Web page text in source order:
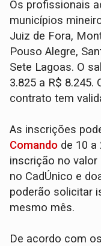
Os profissionais
municípios
Juiz de Fora,
Pouso Alegre,
Sete Lagoas. O
3.825 a R$
contrato tem
As inscrições
Comando de 10 a
inscrição no valor
no CadÚnico e
poderão solicitar
mesmo mês.
De acordo com